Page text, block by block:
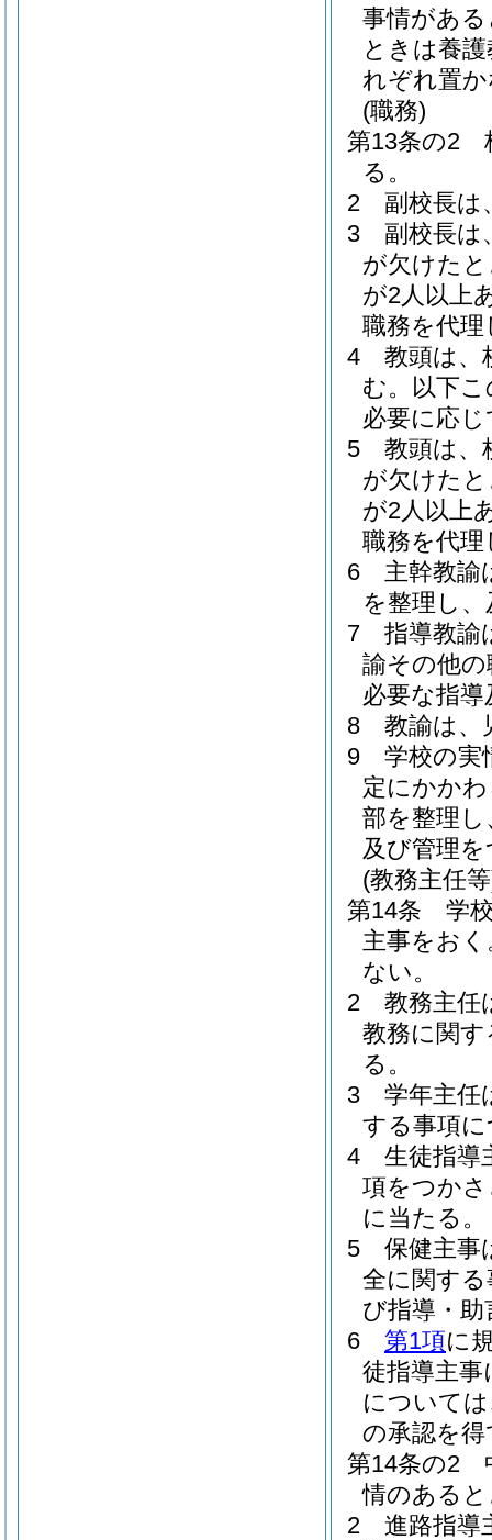
事情があ
ときは養
れぞれ置
(職務)
第13条の2
る。
2
副校長は
3
副校長は
が欠けた
が2人以上
職務を代
4
教頭は、
む。以下
必要に応
5
教頭は、
が欠けた
が2人以上
職務を代
6
主幹教諭
を整理し
7
指導教諭
諭その他
必要な指
8
教諭は、
9
学校の実
定にかか
部を整理
及び管理
(教務主任
第14条
学
主事をおく
ない。
2
教務主任
教務に関
る。
3
学年主任
する事項
4
生徒指導
項をつか
に当たる。
5
保健主事
全に関す
び指導・
6
第1項に
徒指導主
について
の承認を
第14条の2
情のある
2
進路指導